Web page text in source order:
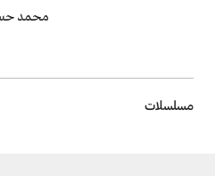
محمد حسين
Breadcrumb
مسلسلات